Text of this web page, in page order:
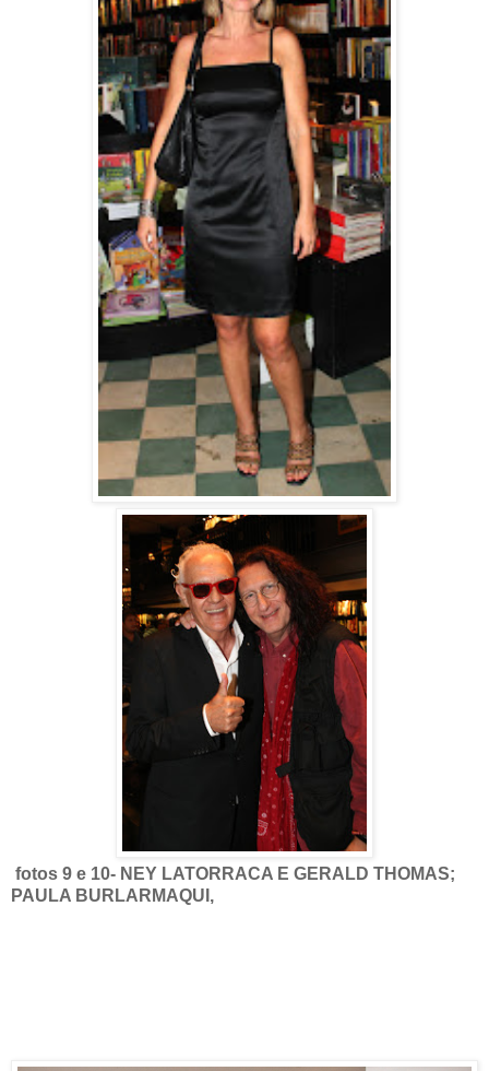
fotos 9 e 10- NEY LATORRACA E GERALD THOMAS;
PAULA BURLARMAQUI,